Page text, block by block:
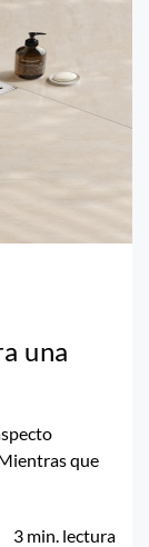
una
que
3 min. lectura